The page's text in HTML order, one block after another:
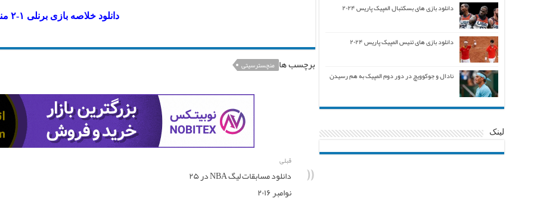
دانلود خلاصه بازی برنلی ۱-۲ منچسترسیتی
برچسب ها منچسترسیتی
قبلی
دانلود مسابقات لیگ NBA در ۲۵
نوامبر ۲۰۱۶
دانلود بازی های بسکتبال المپیک پاریس ۲۰۲۴
دانلود بازی های تنیس المپیک پاریس ۲۰۲۴
نادال و جوکوویچ در دور دوم المپیک به هم رسیدن
لینک